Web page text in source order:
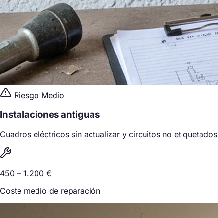
Riesgo Medio
Instalaciones antiguas
Cuadros eléctricos sin actualizar y circuitos no
450 – 1.200 €
Coste medio de reparación